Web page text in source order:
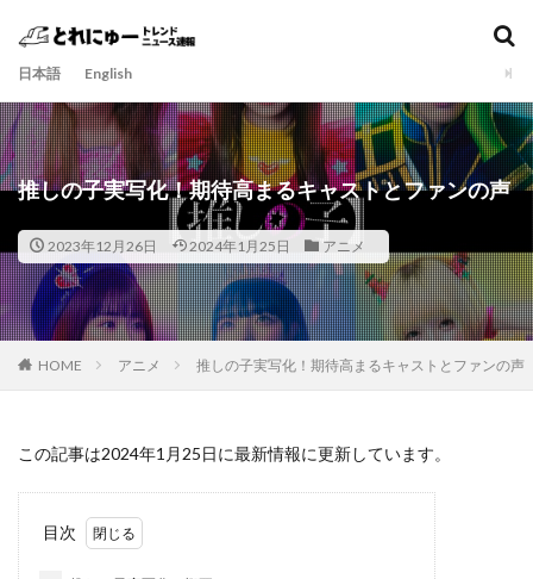
日本語 English
推しの子実写化！期待高まるキャストとファンの声
2023年12月26日 2024年1月25日 アニメ
HOME アニメ 推しの子実写化！期待高まるキャストとファンの声
この記事は2024年1月25日に最新情報に更新しています。
目次